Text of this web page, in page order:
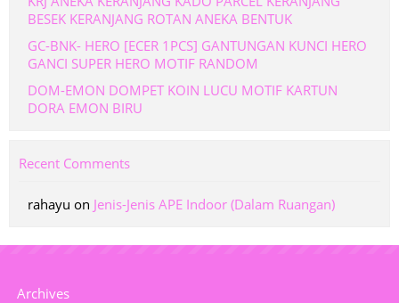
BESEK KERANJANG ROTAN ANEKA BENTUK
GC-BNK- HERO [ECER 1PCS] GANTUNGAN KUNCI HERO
GANCI SUPER HERO MOTIF RANDOM
DOM-EMON DOMPET KOIN LUCU MOTIF KARTUN
DORA EMON BIRU
Recent Comments
rahayu on Jenis-Jenis APE Indoor (Dalam Ruangan)
Archives